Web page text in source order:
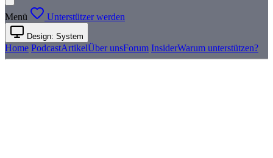
Menü Unterstützer werden
Design: System
Home PodcastArtikelÜber unsForum InsiderWarum unterstützen?